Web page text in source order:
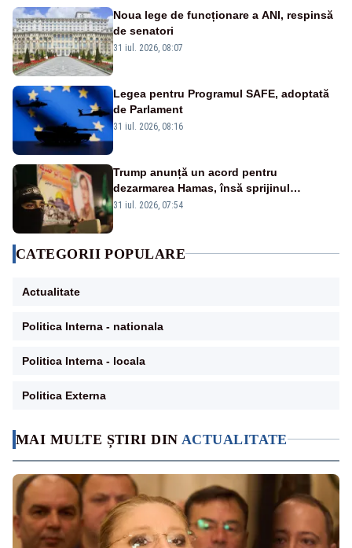
MAI MULTE ȘTIRI DIN ACTUALITATE
Noua lege de funcționare a ANI, respinsă
de senatori
31 iul. 2026, 08:07
Legea pentru Programul SAFE, adoptată
de Parlament
31 iul. 2026, 08:16
Trump anunță un acord pentru
dezarmarea Hamas, însă sprijinul
Israelului rămâne incert
31 iul. 2026, 07:54
CATEGORII POPULARE
Actualitate
Politica Interna - nationala
Politica Interna - locala
Politica Externa